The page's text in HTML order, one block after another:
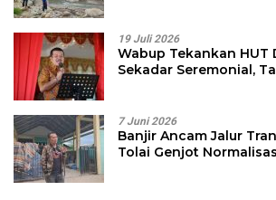
19 Juli 2026
Wabup Tekankan HUT
Sekadar Seremonial,
7 Juni 2026
Banjir Ancam Jalur
Tolai Genjot